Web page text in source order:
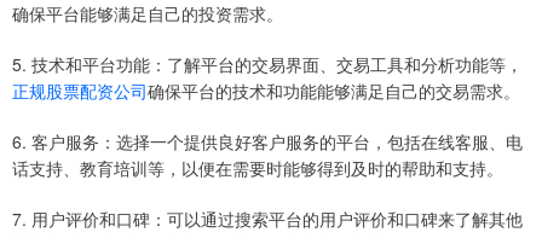
确保平台能够满足自己的投资需求。
5. 技术和平台功能：了解平台的交易界面、交易工具和分析功能等，
正规股票配资公司确保平台的技术和功能能够满足自己的交易需求。
6. 客户服务：选择一个提供良好客户服务的平台，包括在线客服、电
话支持、教育培训等，以便在需要时能够得到及时的帮助和支持。
7. 用户评价和口碑：可以通过搜索平台的用户评价和口碑来了解其他